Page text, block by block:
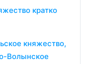
кратко
княжество,
Волынское